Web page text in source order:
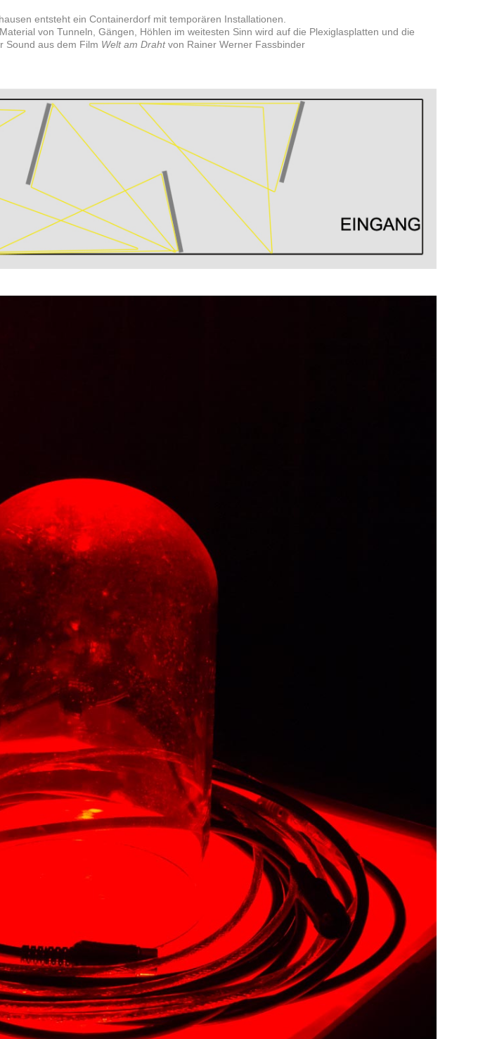
entsteht ein Containerdorf mit temporären Installationen.
von Tunneln, Gängen, Höhlen im weitesten Sinn wird auf die Plexiglasplatten und die
Sound aus dem Film Welt am Drahtvon Rainer Werner Fassbinder